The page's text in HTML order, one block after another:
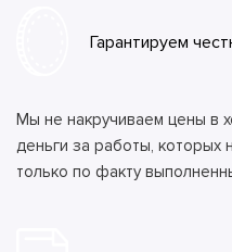
Гарантируем
Мы не накручиваем цены в
деньги за работы, которых
только по факту